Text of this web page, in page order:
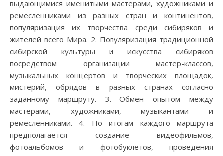
выдающимися именитыми мастерами, художниками и
ремесленниками из разных стран и континентов,
популяризация их творчества среди сибиряков и
жителей всего Мира. 2. Популяризация традиционной
сибирской культуры и искусства сибиряков
посредством организации мастер-классов,
музыкальных концертов и творческих площадок,
мистерий, обрядов в разных странах согласно
заданному маршруту. 3. Обмен опытом между
мастерами, художниками, музыкантами и
ремесленниками. 4. По итогам каждого маршрута
предполагается создание видеофильмов,
фотоальбомов и фотобуклетов, проведения